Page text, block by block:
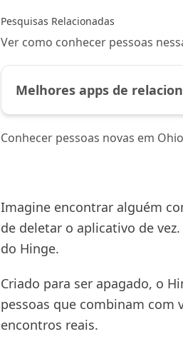
Pesquisas Relacionadas
Ver como conhecer pessoas
Melhores apps de
Conhecer pessoas novas em
Imagine encontrar alguém
de deletar o aplicativo de
do Hinge.
Criado para ser apagado, o
pessoas que combinam com
encontros reais.